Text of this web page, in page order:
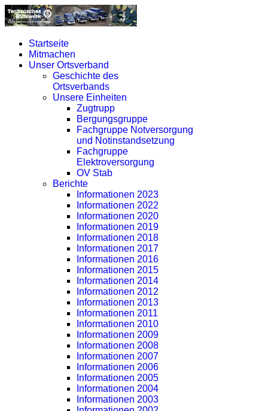
Startseite
Mitmachen
Unser Ortsverband
Geschichte des
Ortsverbands
Unsere Einheiten
Zugtrupp
Bergungsgruppe
Fachgruppe Notversorgung
und Notinstandsetzung
Fachgruppe
Elektroversorgung
OV Stab
Berichte
Informationen 2023
Informationen 2022
Informationen 2020
Informationen 2019
Informationen 2018
Informationen 2017
Informationen 2016
Informationen 2015
Informationen 2014
Informationen 2012
Informationen 2013
Informationen 2011
Informationen 2010
Informationen 2009
Informationen 2008
Informationen 2007
Informationen 2006
Informationen 2005
Informationen 2004
Informationen 2003